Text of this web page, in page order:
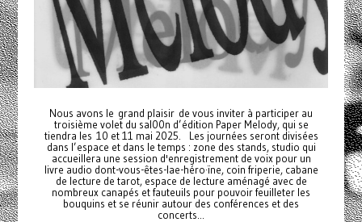
Nous avons le grand plaisir de vous inviter à participer au
troisième volet du sal00n d’édition Paper Melody, qui se
tiendra les 10 et 11 mai 2025. Les journées seront divisées
dans l’espace et dans le temps : zone des stands, studio qui
accueillera une session d'enregistrement de voix pour un
livre audio dont-vous-êtes-lae-héro·ïne, coin friperie, cabane
de lecture de tarot, espace de lecture aménagé avec de
nombreux canapés et fauteuils pour pouvoir feuilleter les
bouquins et se réunir autour des conférences et des
concerts...